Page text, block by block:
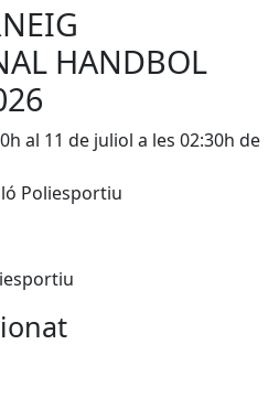
HANDBOL
al 11 de juliol a les 02:30h de
Poliesportiu